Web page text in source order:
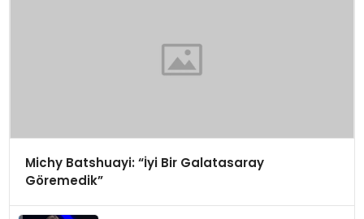
Michy Batshuayi: “İyi Bir Galatasaray
Göremedik”